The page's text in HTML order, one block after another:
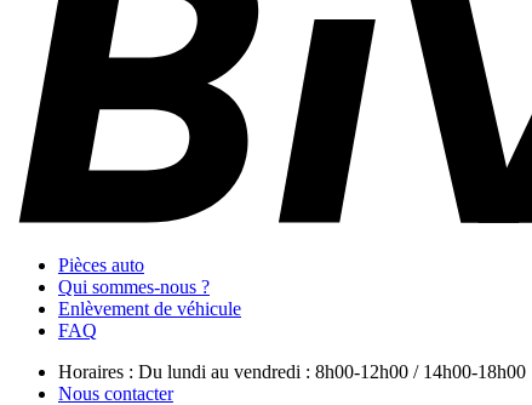
Pièces auto
Qui sommes-nous ?
Enlèvement de véhicule
FAQ
Horaires : Du lundi au vendredi : 8h00-12h00 / 14h00-18h00
Nous contacter